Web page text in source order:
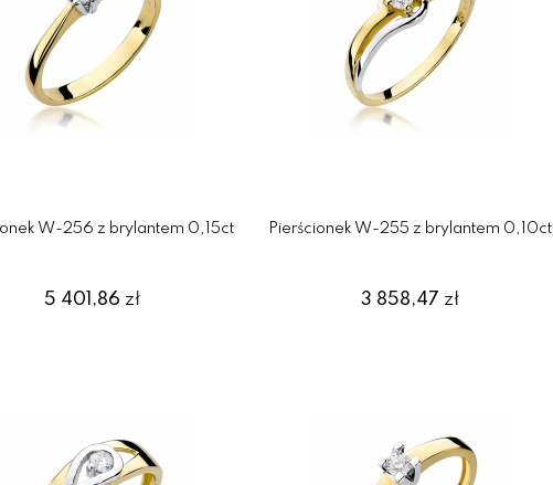
W-256 z brylantem 0,15ct
5 401,86zł
Pierścionek W-255 z brylantem 0,10ct
3 858,47zł